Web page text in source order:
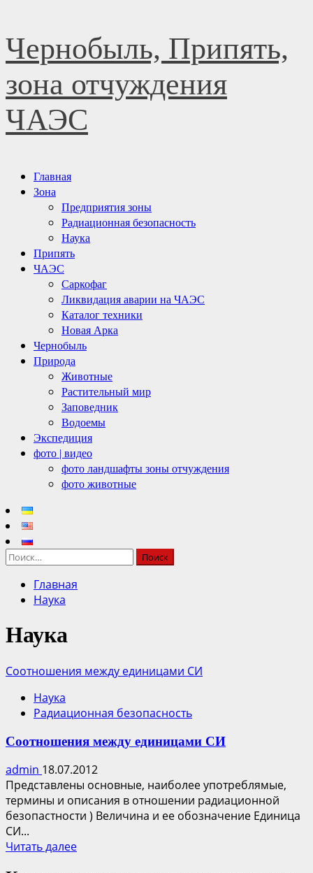
Перейти
к
содержимому
Чернобыль, Припять,
зона отчуждения
ЧАЭС
Основное
меню
Главная
Зона
Предприятия зоны
Радиационная безопасность
Наука
Припять
ЧАЭС
Саркофаг
Ликвидация аварии на ЧАЭС
Каталог техники
Новая Арка
Чернобыль
Природа
Животные
Растительный мир
Заповедник
Водоемы
Экспедиция
фото | видео
фото ландшафты зоны отчуждения
фото животные
Найти:
Главная
Наука
Наука
Соотношения между единицами СИ
Наука
Радиационная безопасность
Соотношения между единицами СИ
admin 18.07.2012
Представлены основные, наиболее употреблямые,
термины и описания в отношении радиационной
безопастности ) Величина и ее обозначение Единица
СИ...
Читать далееПрочитать